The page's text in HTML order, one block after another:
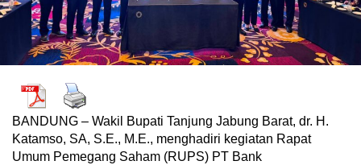
BANDUNG – Wakil Bupati Tanjung Jabung Barat, dr. H.
Katamso, SA, S.E., M.E., menghadiri kegiatan Rapat
Umum Pemegang Saham (RUPS) PT Bank